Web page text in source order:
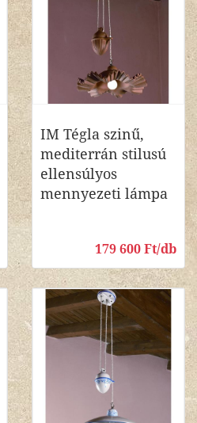
IM Tégla szinű,
mediterrán stilusú
ellensúlyos
mennyezeti lámpa
179 600 Ft/db